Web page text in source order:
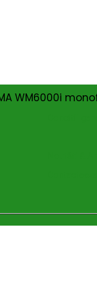
WM6000iPolitica de
Politica de